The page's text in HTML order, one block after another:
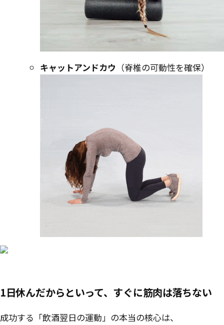
キャットアンドカウ （脊椎の可動性を確保）
1日休んだからといって、すぐに筋肉は落ちない
成功する「飲酒翌日の運動」の本当の核心は、